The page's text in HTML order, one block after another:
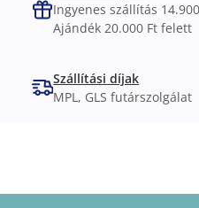
Ingyenes szállítás
Ajándék 20.000 Ft felett
Szállítási díjak
MPL, GLS futárszolgálat